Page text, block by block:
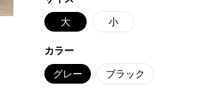
大 小
カラー
グレー ブラック